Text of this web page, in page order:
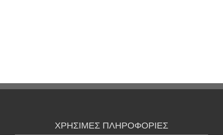
ΧΡΗΣΙΜΕΣ ΠΛΗΡΟΦΟΡΙΕΣ